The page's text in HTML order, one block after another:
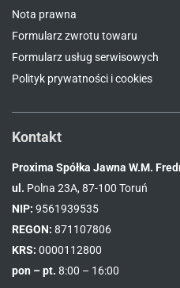
Nota prawna
Formularz zwrotu towaru
Formularz usług serwisowych
Polityk prywatności i cookies
Kontakt
Proxima Spółka Jawna W.M.
ul. Polna 23A, 87-100 Toruń
NIP: 9561939535
REGON: 871107806
KRS: 0000112800
pon – pt. 8:00 – 16:00